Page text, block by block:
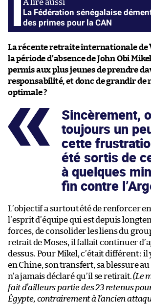
La Fédération sénégalaise
des primes pour la CAN
La récente retraite internationale de
la période d’absence de John Obi
permis aux plus jeunes de prendre
responsabilité, et donc de grandir de
optimale ?
Sincèrement,
toujours un
cette
été sortis de
à quelques
fin contre
L’objectif a surtout été de renforcer
l’esprit d’équipe qui est depuis
forces, de consolider les liens du
retrait de Moses, il fallait continuer
dessus. Pour Mikel, c’était différent : il
en Chine, son transfert, sa blessure
n’a jamais déclaré qu’il se retirait.(Le
fait d’ailleurs partie des 23 retenus
Égypte, contrairement à l’ancien